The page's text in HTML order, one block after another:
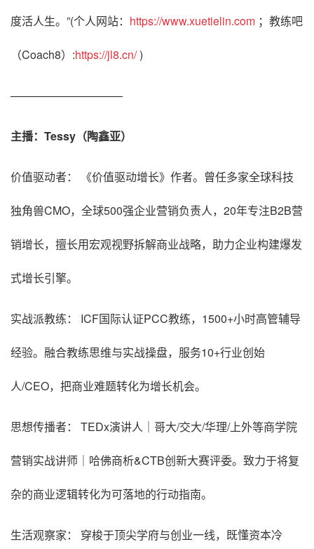
度活人生。”(个人网站： https://www.xuetielin.com ；教练吧
（Coach8）:https://jl8.cn/)
——————————
主播：Tessy（陶鑫亚）
价值驱动者： 《价值驱动增长》作者。曾任多家全球科技
独角兽CMO，全球500强企业营销负责人，20年专注B2B营
销增长，擅长用宏观视野拆解商业战略，助力企业构建爆发
式增长引擎。
实战派教练： ICF国际认证PCC教练，1500+小时高管辅导
经验。融合教练思维与实战操盘，服务10+行业创始
人/CEO，把商业难题转化为增长机会。
思想传播者： TEDx演讲人｜哥大/交大/华理/上外等商学院
营销实战讲师｜哈佛商析&CTB创新大赛评委。致力于将复
杂的商业逻辑转化为可落地的行动指南。
生活观察家： 穿梭于顶尖学府与创业一线，既懂资本冷